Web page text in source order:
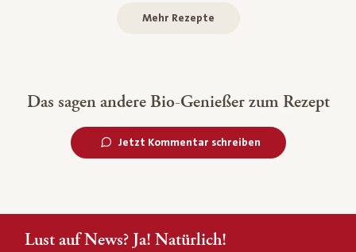
Mehr Rezepte
Das sagen andere Bio-Genießer zum Rezept
Jetzt Kommentar schreiben
Lust auf News? Ja! Natürlich!